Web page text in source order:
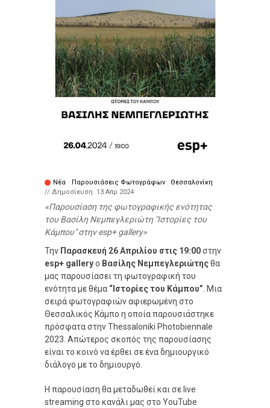
Νέα · Παρουσιάσεις Φωτογράφων · Θεσσαλονίκη
// Δημοσίευση: 13 Απρ 2024
Παρουσίαση της φωτογραφικής ενότητας
του Βασίλη Νεμπεγλεριώτη "Ιστορίες του
Κάμπου" στην esp+ gallery
Την Παρασκευή 26 Απριλίου στις 19:00στην
esp+ galleryο Βασίλης Νεμπεγλεριώτηςθα
μας παρουσίασει τη φωτογραφική του
ενότητα με θέμα “Ιστορίες του Κάμπου” . Μια
σειρά φωτογραφιών αφιερωμένη στο
Θεσσαλικός Κάμπο η οποία παρουσιάστηκε
πρόσφατα στην Thessaloniki Photobiennale
2023. Απώτερος σκοπός της παρουσίασης
είναι το κοινό να έρθει σε ένα δημιουργικό
διάλογο με το δημιουργό.
Η παρουσίαση θα μεταδωθεί και σε live
streaming στο κανάλι μας στο YouTube